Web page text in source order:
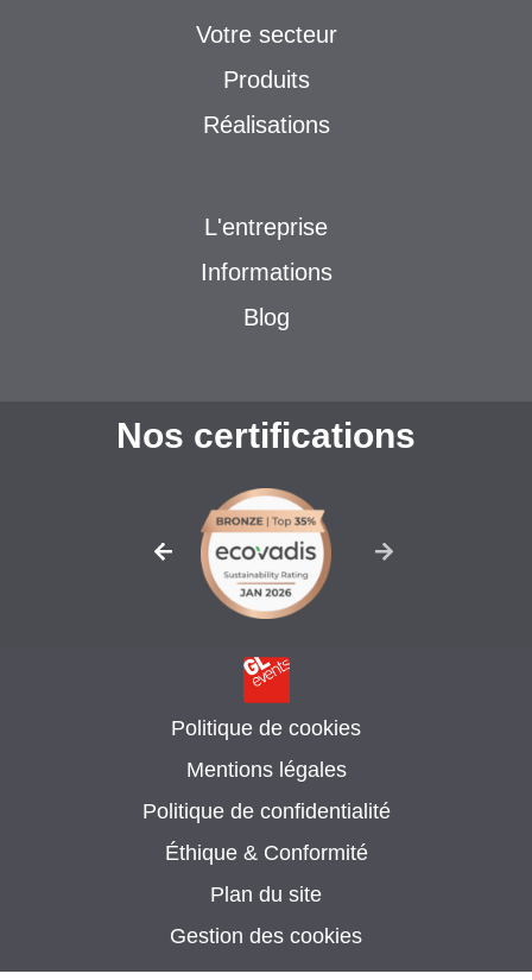
Votre secteur
Produits
Réalisations
L'entreprise
Informations
Blog
Nos certifications
Politique de cookies
Mentions légales
Politique de confidentialité
Éthique & Conformité
Plan du site
Gestion des cookies